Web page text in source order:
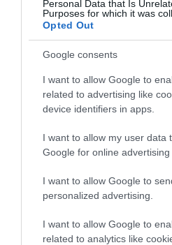
Personal Data that Is
Purposes for which it was
Opted Out
Google consents
I want to allow Google to
related to advertising like
device identifiers in apps.
I want to allow my user data
Google for online advertising
I want to allow Google to
personalized advertising.
I want to allow Google to
related to analytics like
12 MADÁR, AMELY